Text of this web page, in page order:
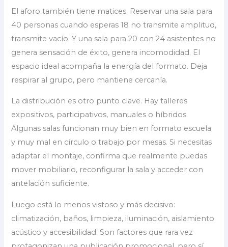
El aforo también tiene matices. Reservar una sala para
40 personas cuando esperas 18 no transmite amplitud,
transmite vacío. Y una sala para 20 con 24 asistentes no
genera sensación de éxito, genera incomodidad. El
espacio ideal acompaña la energía del formato. Deja
respirar al grupo, pero mantiene cercanía.
La distribución es otro punto clave. Hay talleres
expositivos, participativos, manuales o híbridos.
Algunas salas funcionan muy bien en formato escuela
y muy mal en círculo o trabajo por mesas. Si necesitas
adaptar el montaje, confirma que realmente puedas
mover mobiliario, reconfigurar la sala y acceder con
antelación suficiente.
Luego está lo menos vistoso y más decisivo:
climatización, baños, limpieza, iluminación, aislamiento
acústico y accesibilidad. Son factores que rara vez